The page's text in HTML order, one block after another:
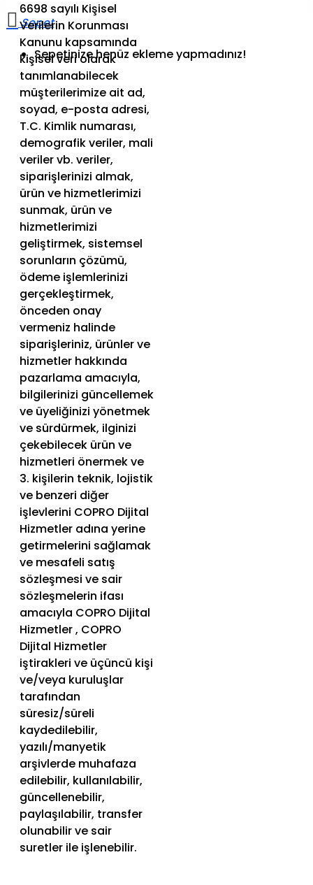
Sepetinize henüz ekleme yapmadınız!
6698 sayılı Kişisel
Verilerin Korunması
Kanunu kapsamında
kişisel veri olarak
tanımlanabilecek
müşterilerimize ait ad,
soyad, e-posta adresi,
T.C. Kimlik numarası,
demografik veriler, mali
veriler vb. veriler,
siparişlerinizi almak,
ürün ve hizmetlerimizi
sunmak, ürün ve
hizmetlerimizi
geliştirmek, sistemsel
sorunların çözümü,
ödeme işlemlerinizi
gerçekleştirmek,
önceden onay
vermeniz halinde
siparişleriniz, ürünler ve
hizmetler hakkında
pazarlama amacıyla,
bilgilerinizi güncellemek
ve üyeliğinizi yönetmek
ve sürdürmek, ilginizi
çekebilecek ürün ve
hizmetleri önermek ve
3. kişilerin teknik, lojistik
ve benzeri diğer
işlevlerini COPRO Dijital
Hizmetler adına yerine
getirmelerini sağlamak
ve mesafeli satış
sözleşmesi ve sair
sözleşmelerin ifası
amacıyla COPRO Dijital
Hizmetler , COPRO
Dijital Hizmetler
iştirakleri ve üçüncü kişi
ve/veya kuruluşlar
tarafından
süresiz/süreli
kaydedilebilir,
yazılı/manyetik
arşivlerde muhafaza
edilebilir, kullanılabilir,
güncellenebilir,
paylaşılabilir, transfer
olunabilir ve sair
suretler ile işlenebilir.